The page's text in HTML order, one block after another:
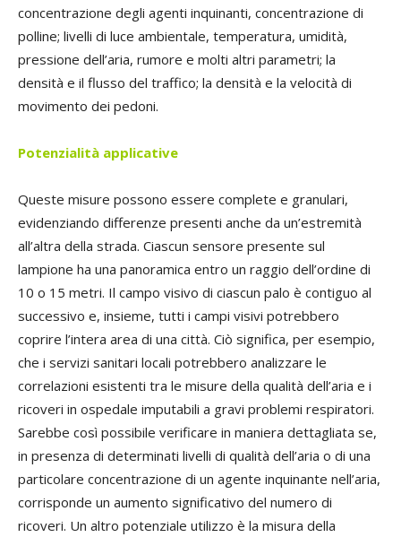
concentrazione degli agenti inquinanti, concentrazione di
polline; livelli di luce ambientale, temperatura, umidità,
pressione dell’aria, rumore e molti altri parametri; la
densità e il flusso del traffico; la densità e la velocità di
movimento dei pedoni.
Potenzialità applicative
Queste misure possono essere complete e granulari,
evidenziando differenze presenti anche da un’estremità
all’altra della strada. Ciascun sensore presente sul
lampione ha una panoramica entro un raggio dell’ordine di
10 o 15 metri. Il campo visivo di ciascun palo è contiguo al
successivo e, insieme, tutti i campi visivi potrebbero
coprire l’intera area di una città. Ciò significa, per esempio,
che i servizi sanitari locali potrebbero analizzare le
correlazioni esistenti tra le misure della qualità dell’aria e i
ricoveri in ospedale imputabili a gravi problemi respiratori.
Sarebbe così possibile verificare in maniera dettagliata se,
in presenza di determinati livelli di qualità dell’aria o di una
particolare concentrazione di un agente inquinante nell’aria,
corrisponde un aumento significativo del numero di
ricoveri. Un altro potenziale utilizzo è la misura della